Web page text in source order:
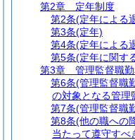
第2章
定年制度
第2条(定年による
第3条(定年)
第4条(定年による
第5条(定年に関す
第3章
管理監督職
第6条(管理監督職
の対象となる管理
第7条(管理監督職
第8条(他の職への
当たって遵守すべ